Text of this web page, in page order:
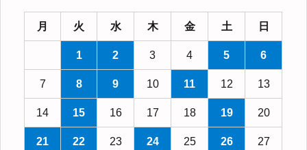
月 火 水 木 金 土 日
1 2 3 4 5 6
7 8 9 10 11 12 13
14 15 16 17 18 19 20
21 22 23 24 25 26 27